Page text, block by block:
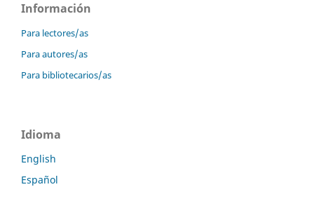
Información
Para lectores/as
Para autores/as
Para bibliotecarios/as
Idioma
English
Español